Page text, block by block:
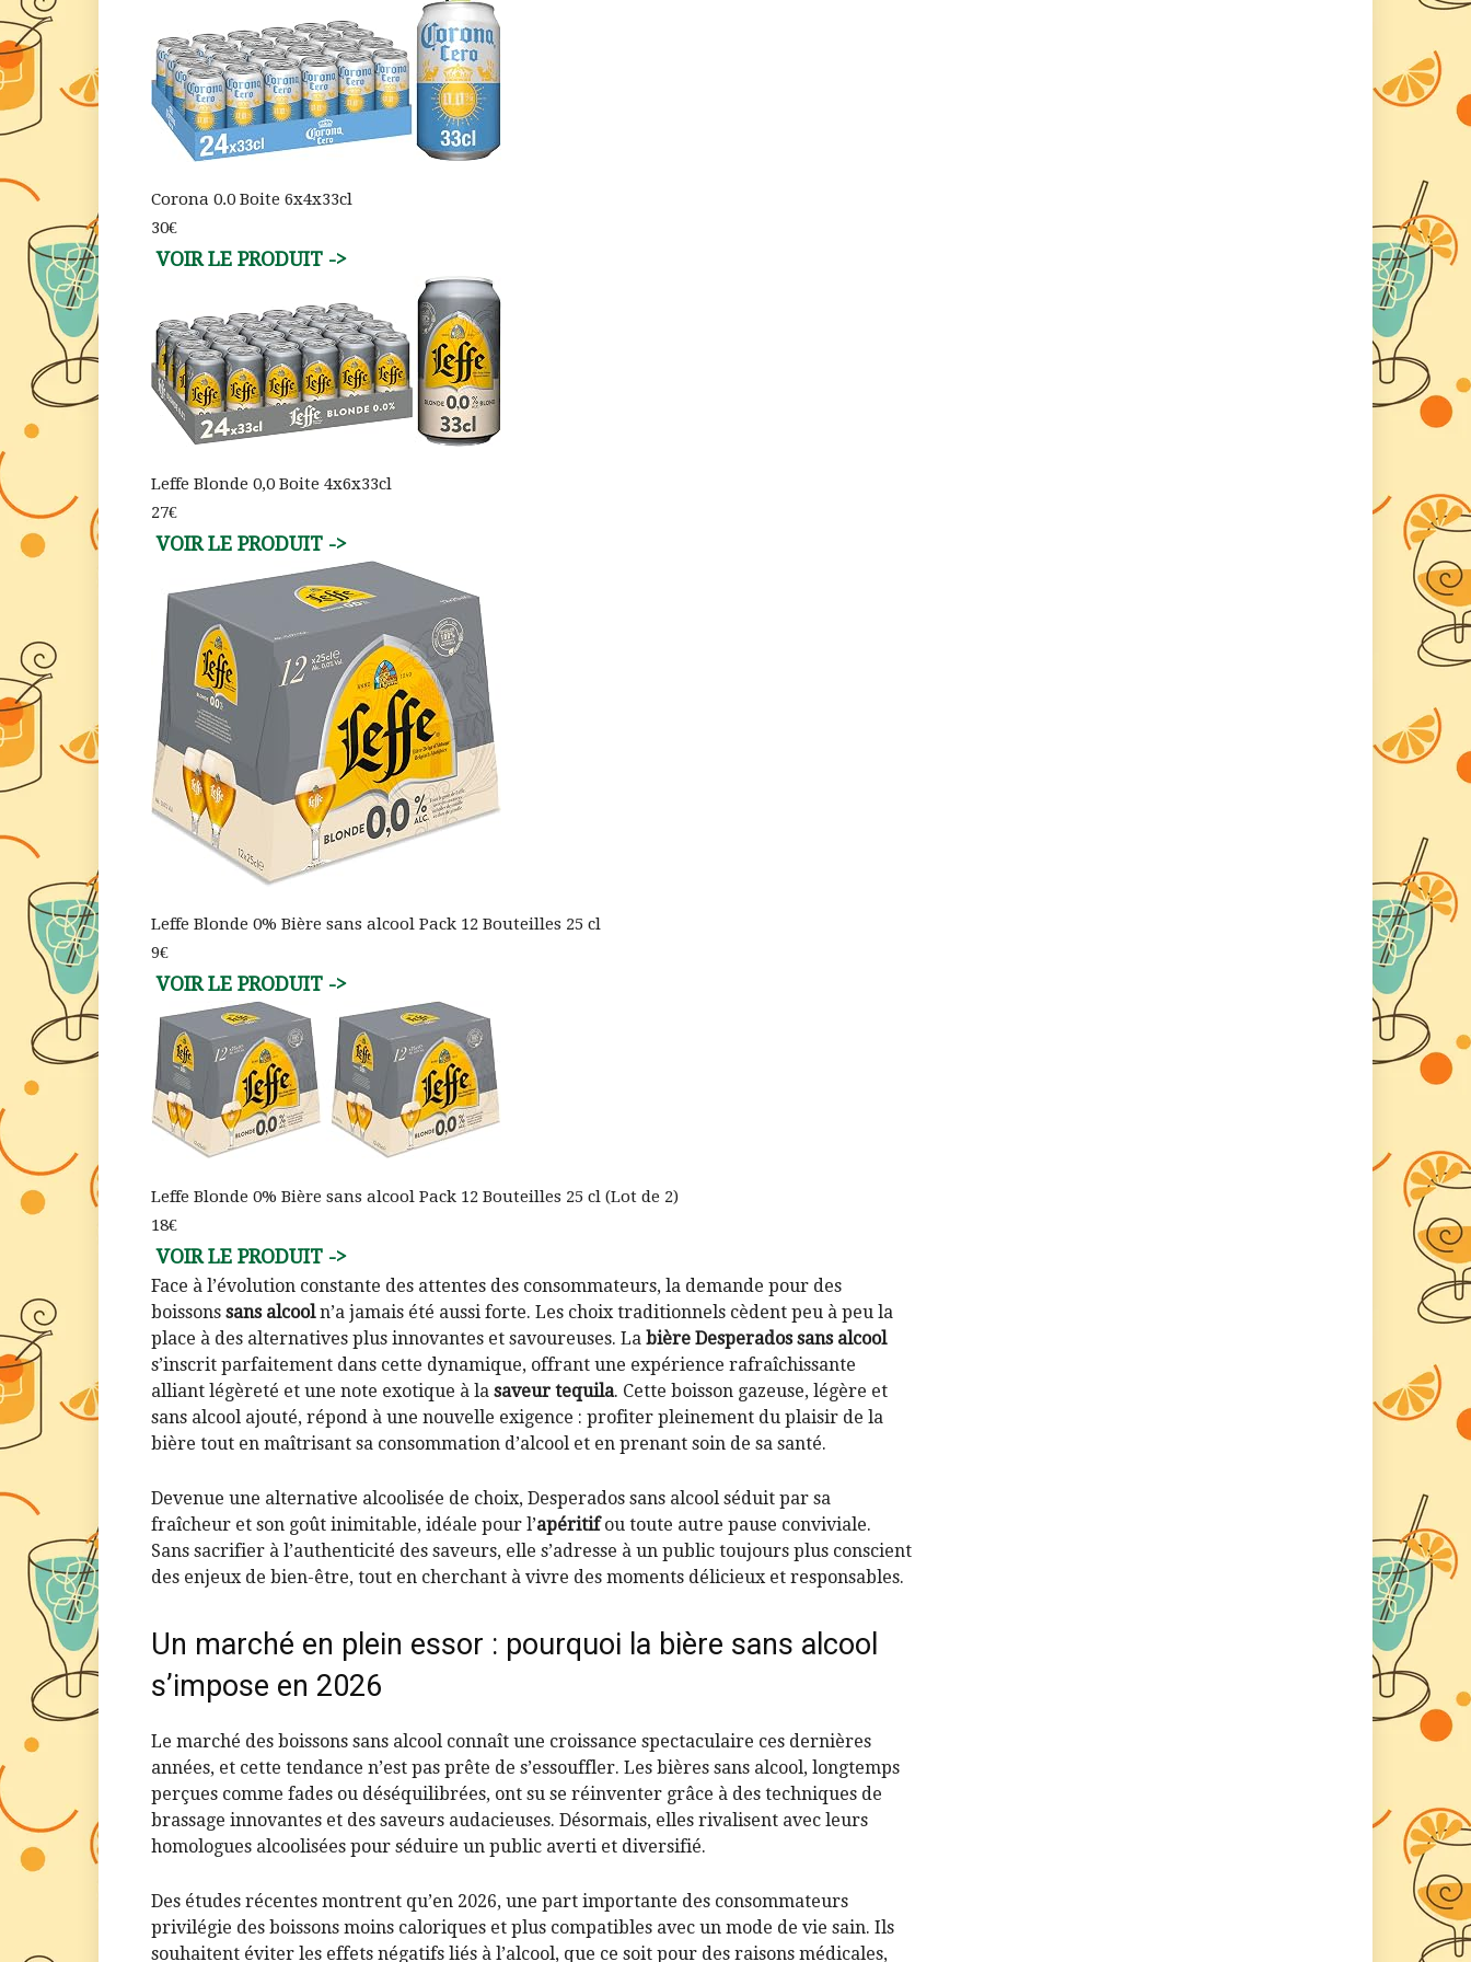
Corona 0.0 Boite 6x4x33cl
30€
Leffe Blonde 0,0 Boite 4x6x33cl
27€
Leffe Blonde 0% Bière sans alcool Pack 12 Bouteilles 25 cl
9€
Leffe Blonde 0% Bière sans alcool Pack 12 Bouteilles 25 cl (Lot de 2)
18€
Face à l’évolution constante des attentes des consommateurs, la demande pour des
boissons sans alcooln’a jamais été aussi forte. Les choix traditionnels cèdent peu à peu la
place à des alternatives plus innovantes et savoureuses. La bière Desperados sans alcool
s’inscrit parfaitement dans cette dynamique, offrant une expérience rafraîchissante
alliant légèreté et une note exotique à la saveur tequila. Cette boisson gazeuse, légère et
sans alcool ajouté, répond à une nouvelle exigence : profiter pleinement du plaisir de la
bière tout en maîtrisant sa consommation d’alcool et en prenant soin de sa santé.
Devenue une alternative alcoolisée de choix, Desperados sans alcool séduit par sa
fraîcheur et son goût inimitable, idéale pour l’apéritifou toute autre pause conviviale.
Sans sacrifier à l’authenticité des saveurs, elle s’adresse à un public toujours plus conscient
des enjeux de bien-être, tout en cherchant à vivre des moments délicieux et responsables.
Un marché en plein essor : pourquoi la bière sans alcool
s’impose en 2026
Le marché des boissons sans alcool connaît une croissance spectaculaire ces dernières
années, et cette tendance n’est pas prête de s’essouffler. Les bières sans alcool, longtemps
perçues comme fades ou déséquilibrées, ont su se réinventer grâce à des techniques de
brassage innovantes et des saveurs audacieuses. Désormais, elles rivalisent avec leurs
homologues alcoolisées pour séduire un public averti et diversifié.
Des études récentes montrent qu’en 2026, une part importante des consommateurs
privilégie des boissons moins caloriques et plus compatibles avec un mode de vie sain. Ils
souhaitent éviter les effets négatifs liés à l’alcool, que ce soit pour des raisons médicales,